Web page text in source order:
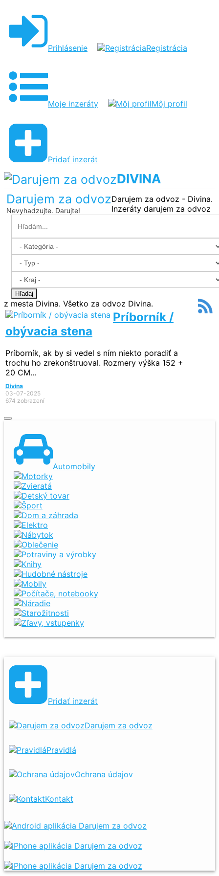
Prihlásenie Registrácia
Moje inzeráty Môj profil
Pridať inzerát
Darujem za odvoz
Nevyhadzujte. Darujte!
Hľadaj
DIVINA
Darujem za odvoz - Divina.
Inzeráty darujem za odvoz
z mesta Divina. Všetko za odvoz Divina.
Príborník /
obývacia stena
Príborník, ak by si vedel s ním niekto poradiť a
trochu ho zrekonštruoval. Rozmery výška 152 +
20 CM...
Divina
03-07-2025
674 zobrazení
Automobily
Motorky
Zvieratá
Detský tovar
Šport
Dom a záhrada
Elektro
Nábytok
Oblečenie
Potraviny a výrobky
Knihy
Hudobné nástroje
Mobily
Počítače, notebooky
Náradie
Starožitnosti
Zľavy, vstupenky
Pridať inzerát
Darujem za odvoz
Pravidlá
Ochrana údajov
Kontakt